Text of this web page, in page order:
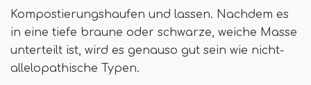
Kompostierungshaufen und lassen. Nachdem es
in eine tiefe braune oder schwarze, weiche Masse
unterteilt ist, wird es genauso gut sein wie nicht-
allelopathische Typen.